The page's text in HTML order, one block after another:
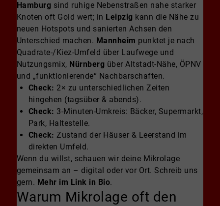
Hamburg sind ruhige Nebenstraßen nahe starker
Knoten oft Gold wert; in Leipzig kann die Nähe zu
neuen Hotspots und sanierten Achsen den
Unterschied machen. Mannheim punktet je nach
Quadrate-/Kiez-Umfeld über Laufwege und
Nutzungsmix, Nürnberg über Altstadt-Nähe, ÖPNV
und „funktionierende“ Nachbarschaften.
Check: 2× zu unterschiedlichen Zeiten
hingehen (tagsüber & abends).
Check: 3-Minuten-Umkreis: Bäcker, Supermarkt,
Park, Haltestelle.
Check: Zustand der Häuser & Leerstand im
direkten Umfeld.
Wenn du willst, schauen wir deine Mikrolage
gemeinsam an – digital oder vor Ort. Schreib uns
gern. Mehr im Link in Bio.
Warum Mikrolage oft den